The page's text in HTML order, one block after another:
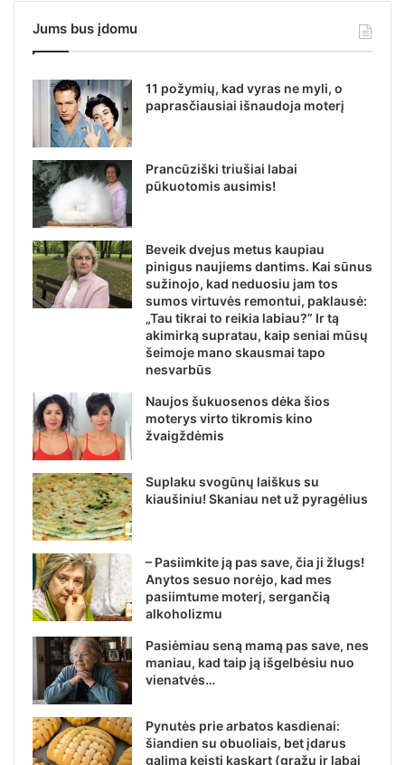
Jums bus įdomu
11 požymių, kad vyras ne myli, o
paprasčiausiai išnaudoja moterį
Prancūziški triušiai labai
pūkuotomis ausimis!
Beveik dvejus metus kaupiau
pinigus naujiems dantims. Kai sūnus
sužinojo, kad neduosiu jam tos
sumos virtuvės remontui, paklausė:
„Tau tikrai to reikia labiau?” Ir tą
akimirką supratau, kaip seniai mūsų
šeimoje mano skausmai tapo
nesvarbūs
Naujos šukuosenos dėka šios
moterys virto tikromis kino
žvaigždėmis
Suplaku svogūnų laiškus su
kiaušiniu! Skaniau net už pyragėlius
– Pasiimkite ją pas save, čia ji žlugs!
Anytos sesuo norėjo, kad mes
pasiimtume moterį, sergančią
alkoholizmu
Pasiėmiau seną mamą pas save, nes
maniau, kad taip ją išgelbėsiu nuo
vienatvės…
Pynutės prie arbatos kasdienai:
šiandien su obuoliais, bet įdarus
galima keisti kaskart (gražu ir labai